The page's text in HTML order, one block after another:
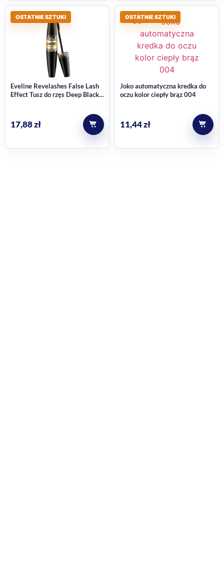
OSTATNIE SZTUKI
Eveline Revelashes False Lash
Effect Tusz do rzęs Deep Black
17,88zł
OSTATNIE SZTUKI
Joko automatyczna kredka do
oczu kolor ciepły brąz 004
11,44zł